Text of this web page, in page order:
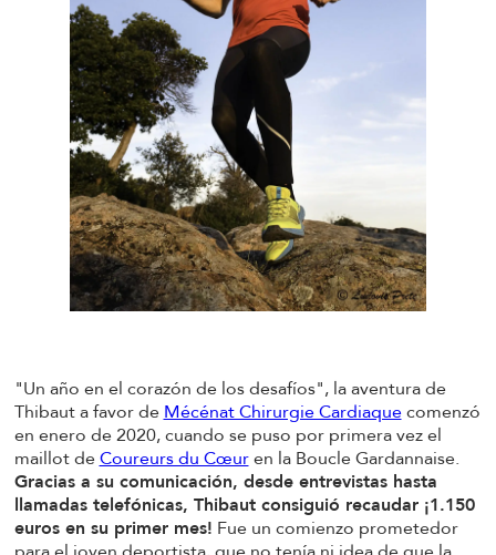
"Un año en el corazón de los desafíos", la aventura de
Thibaut a favor de Mécénat Chirurgie Cardiaquecomenzó
en enero de 2020, cuando se puso por primera vez el
maillot deCoureurs du Cœuren la Boucle Gardannaise.
Gracias a su comunicación, desde entrevistas hasta
llamadas telefónicas, Thibaut consiguió recaudar ¡1.150
euros en su primer mes! Fue un comienzo prometedor